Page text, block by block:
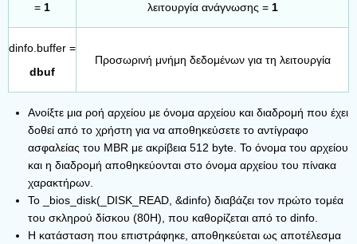
= 1
λειτουργία ανάγνωσης = 1
dinfo.buffer =
dbuf
Προσωρινή μνήμη δεδομένων για τη λειτουργία
Ανοίξτε μια ροή αρχείου με όνομα αρχείου και διαδρομή που έχει
δοθεί από το χρήστη για να αποθηκεύσετε το αντίγραφο
ασφαλείας του MBR με ακρίβεια 512 byte. Το όνομα του αρχείου
και η διαδρομή αποθηκεύονται στο όνομα αρχείου του πίνακα
χαρακτήρων.
Το _bios_disk(_DISK_READ, &dinfo) διαβάζει τον πρώτο τομέα
του σκληρού δίσκου (80H), που καθορίζεται από το dinfo.
Η κατάσταση που επιστράφηκε, αποθηκεύεται ως αποτέλεσμα